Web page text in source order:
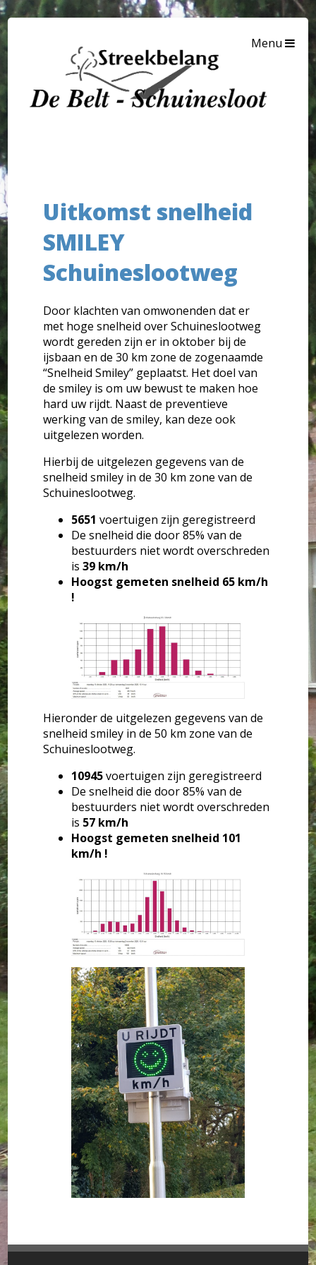
Menu
Uitkomst snelheid
SMILEY
Schuineslootweg
Door klachten van omwonenden dat er
met hoge snelheid over Schuineslootweg
wordt gereden zijn er in oktober bij de
ijsbaan en de 30 km zone de zogenaamde
“Snelheid Smiley” geplaatst. Het doel van
de smiley is om uw bewust te maken hoe
hard uw rijdt. Naast de preventieve
werking van de smiley, kan deze ook
uitgelezen worden.
Hierbij de uitgelezen gegevens van de
snelheid smiley in de 30 km zone van de
Schuineslootweg.
5651 voertuigen zijn geregistreerd
De snelheid die door 85% van de
bestuurders niet wordt overschreden
is39 km/h
Hoogst gemeten snelheid 65 km/h
!
Hieronder de uitgelezen gegevens van de
snelheid smiley in de 50 km zone van de
Schuineslootweg.
10945voertuigen zijn geregistreerd
De snelheid die door 85% van de
bestuurders niet wordt overschreden
is 57 km/h
Hoogst gemeten snelheid 101
km/h !